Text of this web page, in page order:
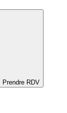
Prendre RDV